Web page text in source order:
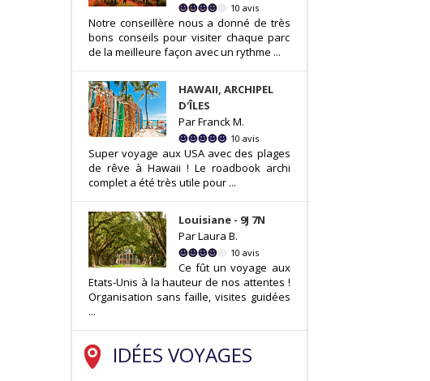
10 avis
Notre conseillère nous a donné de très
bons conseils pour visiter chaque parc
de la meilleure façon avec un rythme ...
HAWAII, ARCHIPEL
D'ÎLES
Par Franck M.
10 avis
Super voyage aux USA avec des plages
de rêve à Hawaii ! Le roadbook archi
complet a été très utile pour ...
Louisiane - 9J 7N
Par Laura B.
10 avis
Ce fût un voyage aux
Etats-Unis à la hauteur de nos attentes !
Organisation sans faille, visites guidées
...
IDÉES VOYAGES